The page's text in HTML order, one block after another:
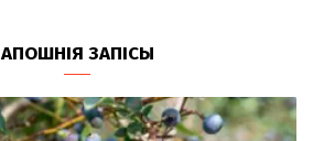
АПОШНІЯ ЗАПІСЫ